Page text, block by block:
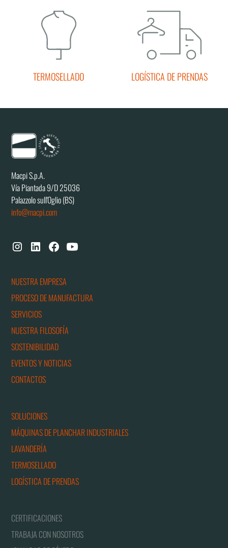
TERMOSELLADO LOGÍSTICA DE PRENDAS
Macpi S.p.A.
Vía Piantada 9/D 25036
Palazzolo sull'Oglio (BS)
info@macpi.com
NUESTRA EMPRESA
PROCESO DE MANUFACTURA
SERVICIOS
NUESTRA FILOSOFÍA
SOSTENIBILIDAD
EVENTOS Y NOTICIAS
CONTACTOS
SOLUCIONES
MÁQUINAS DE PLANCHAR INDUSTRIALES
LAVANDERÍA
TERMOSELLADO
LOGÍSTICA DE PRENDAS
CERTIFICACIONES
TRABAJA CON NOSOTROS